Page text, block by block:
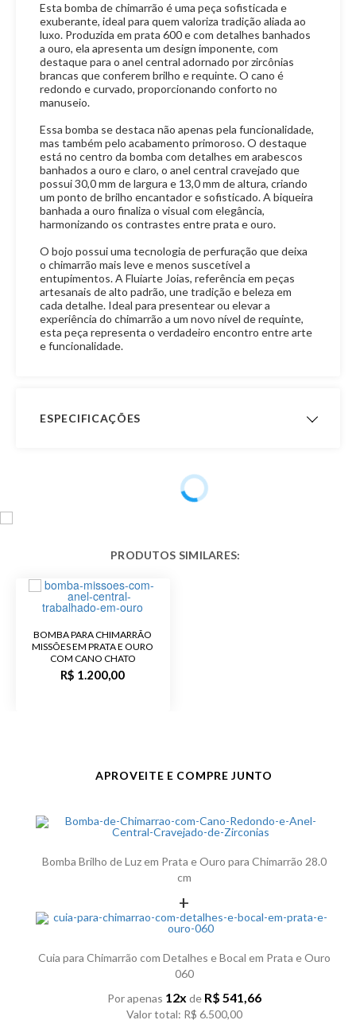
Esta bomba de chimarrão é uma peça sofisticada e
exuberante, ideal para quem valoriza tradição aliada ao
luxo. Produzida em prata 600 e com detalhes banhados
a ouro, ela apresenta um design imponente, com
destaque para o anel central adornado por zircônias
brancas que conferem brilho e requinte. O cano é
redondo e curvado, proporcionando conforto no
manuseio.
Essa bomba se destaca não apenas pela funcionalidade,
mas também pelo acabamento primoroso. O destaque
está no centro da bomba com detalhes em arabescos
banhados a ouro e claro, o anel central cravejado que
possui 30,0 mm de largura e 13,0 mm de altura, criando
um ponto de brilho encantador e sofisticado. A biqueira
banhada a ouro finaliza o visual com elegância,
harmonizando os contrastes entre prata e ouro.
O bojo possui uma tecnologia de perfuração que deixa
o chimarrão mais leve e menos suscetível a
entupimentos. A Fluiarte Joias, referência em peças
artesanais de alto padrão, une tradição e beleza em
cada detalhe. Ideal para presentear ou elevar a
experiência do chimarrão a um novo nível de requinte,
esta peça representa o verdadeiro encontro entre arte
e funcionalidade.
ESPECIFICAÇÕES
9,1 mm
Fabricação
Material
Observação
O detalhe das pedras possui 30,0
Unissex
Plano
Acabamento Trabalhado
Produto
BOMBA PARA CHIMARRÃO
MISSÕES EM PRATA E OURO
COM CANO CHATO
R$ 1.200,00
APROVEITE E COMPRE JUNTO
Bomba Brilho de Luz em Prata e Ouro para Chimarrão 28.0
cm
+
Cuia para Chimarrão com Detalhes e Bocal em Prata e Ouro
060
Por apenas 12x de R$ 541,66
Valor total: R$ 6.500,00